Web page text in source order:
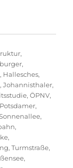
,
,
, Hallesches,
,Johannisthaler,
,ÖPNV,
Potsdamer,
,
,
,
,Turmstraße,
,